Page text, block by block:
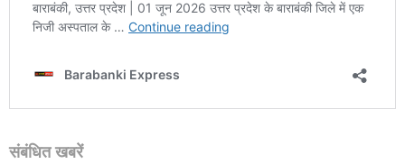
संबंधित खबरें